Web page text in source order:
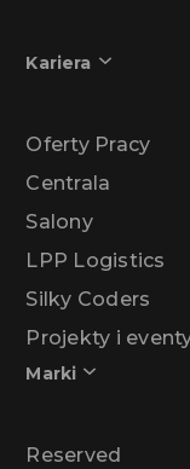
Kariera
Oferty Pracy
Centrala
Salony
LPP Logistics
Silky Coders
Projekty i
Marki
Reserved